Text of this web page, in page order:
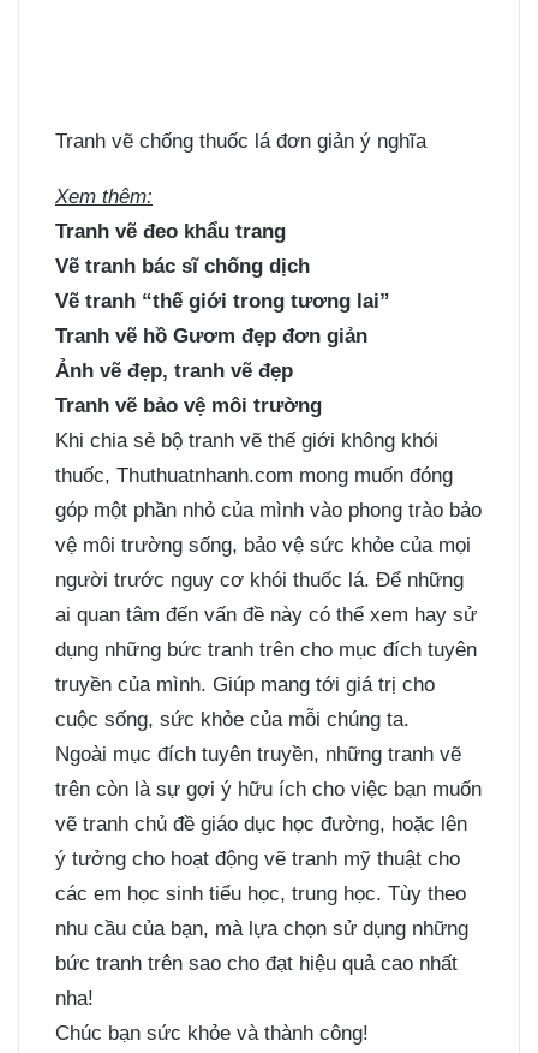
Tranh vẽ chống thuốc lá đơn giản ý nghĩa
Xem thêm:
Tranh vẽ đeo khẩu trang
Vẽ tranh bác sĩ chống dịch
Vẽ tranh “thế giới trong tương lai”
Tranh vẽ hồ Gươm đẹp đơn giản
Ảnh vẽ đẹp, tranh vẽ đẹp
Tranh vẽ bảo vệ môi trường
Khi chia sẻ bộ tranh vẽ thế giới không khói
thuốc, Thuthuatnhanh.com mong muốn đóng
góp một phần nhỏ của mình vào phong trào bảo
vệ môi trường sống, bảo vệ sức khỏe của mọi
người trước nguy cơ khói thuốc lá. Để những
ai quan tâm đến vấn đề này có thể xem hay sử
dụng những bức tranh trên cho mục đích tuyên
truyền của mình. Giúp mang tới giá trị cho
cuộc sống, sức khỏe của mỗi chúng ta.
Ngoài mục đích tuyên truyền, những tranh vẽ
trên còn là sự gợi ý hữu ích cho việc bạn muốn
vẽ tranh chủ đề giáo dục học đường, hoặc lên
ý tưởng cho hoạt động vẽ tranh mỹ thuật cho
các em học sinh tiểu học, trung học. Tùy theo
nhu cầu của bạn, mà lựa chọn sử dụng những
bức tranh trên sao cho đạt hiệu quả cao nhất
nha!
Chúc bạn sức khỏe và thành công!